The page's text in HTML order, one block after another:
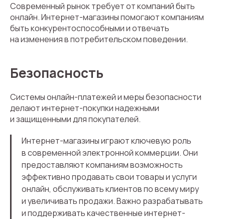
Современный рынок требует от компаний быть
онлайн. Интернет-магазины помогают компаниям
быть конкурентоспособными и отвечать
на изменения в потребительском поведении.
Безопасность
Системы онлайн-платежей и меры безопасности
делают интернет-покупки надежными
и защищенными для покупателей.
Интернет-магазины играют ключевую роль
в современной электронной коммерции. Они
предоставляют компаниям возможность
эффективно продавать свои товары и услуги
онлайн, обслуживать клиентов по всему миру
и увеличивать продажи. Важно разрабатывать
и поддерживать качественные интернет-